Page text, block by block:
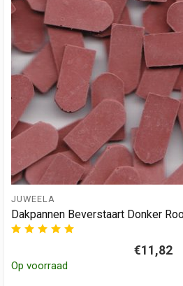
JUWEELA
Dakpannen Beverstaart Donker
€11,82
Op voorraad